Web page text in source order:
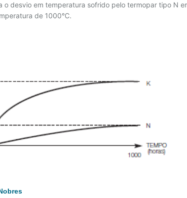
o desvio em temperatura sofrido pelo termopar tipo N
de 1000°C.